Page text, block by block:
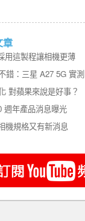
章
用這製程讓相機更薄
錯：三星 A27 5G 實測
對蘋果來說是好事？
週年產品消息曝光
機規格又有新消息